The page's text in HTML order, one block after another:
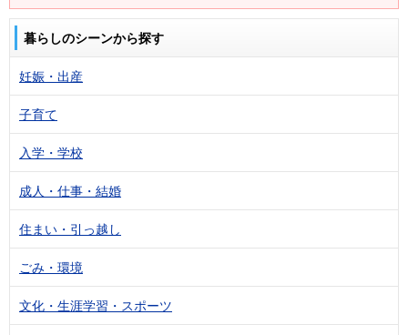
暮らしのシーンから探す
妊娠・出産
子育て
入学・学校
成人・仕事・結婚
住まい・引っ越し
ごみ・環境
文化・生涯学習・スポーツ